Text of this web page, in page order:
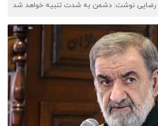
رضایی نوشت: دشمن به شدت تنبیه خواهد شد